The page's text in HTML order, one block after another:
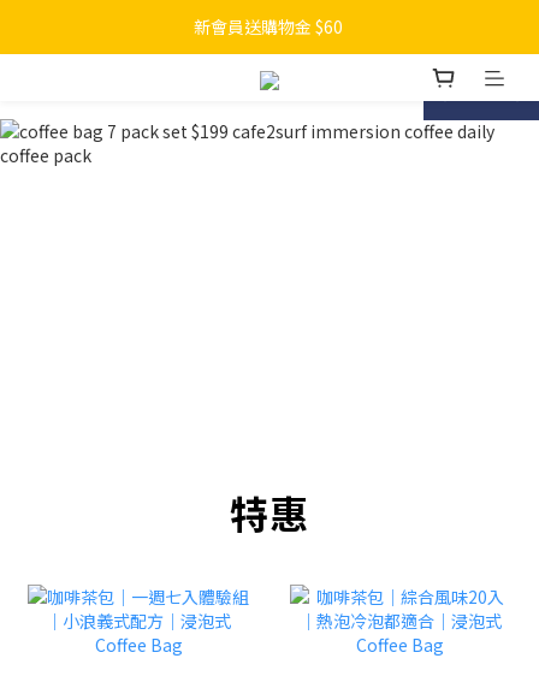
新會員送購物金 $60
prev next
特惠